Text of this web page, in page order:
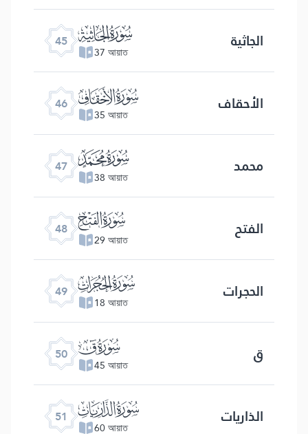
45 ﯚ
37 আয়াত الجاثیة
46 ﯛ
35 আয়াত الأحقاف
47 ﯜ
38 আয়াত محمد
48 ﯝ
29 আয়াত الفتح
49 ﯞ
18 আয়াত الحجرات
50 ﯟ
45 আয়াত ق
51 ﯠ
60 আয়াত الذاریات